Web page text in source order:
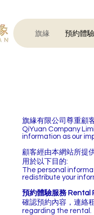
旗緣 預約體
旗緣有限公司尊重顧
QiYuan Company
information as our
顧客經由本網站所提
用於以下目的:
The personal
redistribute your
預約體驗服務 Rental
確認預約內容，連絡
regarding the rental.